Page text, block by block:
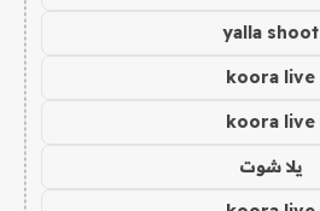
yalla shoot
koora live
koora live
يلا شوت